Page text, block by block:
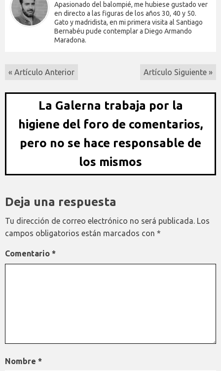
Apasionado del balompié, me hubiese gustado ver
en directo a las figuras de los años 30, 40 y 50.
Gato y madridista, en mi primera visita al Santiago
Bernabéu pude contemplar a Diego Armando
Maradona.
« Artículo Anterior Artículo Siguiente »
La Galerna trabaja por la
higiene del foro de comentarios,
pero no se hace responsable de
los mismos
Deja una respuesta
Tu dirección de correo electrónico no será publicada. Los
campos obligatorios están marcados con *
Comentario *
Nombre *